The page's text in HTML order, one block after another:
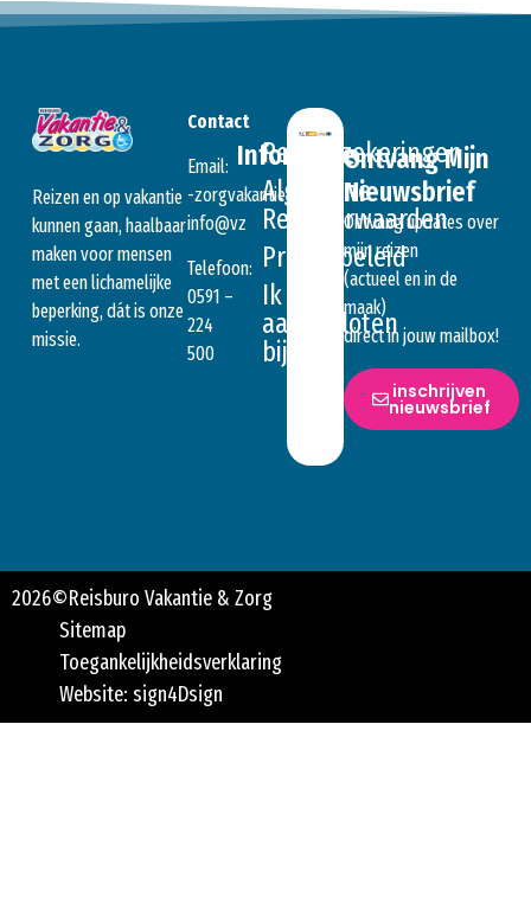
Reizen en op vakantie
kunnen gaan, haalbaar
maken voor mensen
met een lichamelijke
beperking, dát is onze
missie.
Contact
Email:
ln.seitnakavgroz-
zv
@ofni
Telefoon:
0591 –
224
500
Informatie
Reisverzekeringen
Algemene
Reisvoorwaarden
Privacybeleid
Ik ben
aangesloten
bij….
Ontvang Mijn
Nieuwsbrief
Ontvang updates over
mijn reizen
(actueel en in de
maak)
direct in jouw mailbox!
inschrijven
nieuwsbrief
2026©Reisburo Vakantie & Zorg
Sitemap
Toegankelijkheidsverklaring
Website: sign4Dsign